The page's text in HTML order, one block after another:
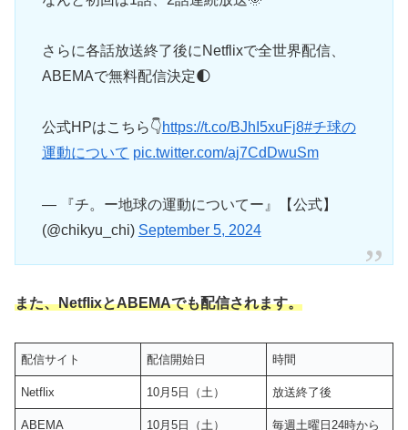
さらに各話放送終了後にNetflixで全世界配信、
ABEMAで無料配信決定🌓
公式HPはこちら👇https://t.co/BJhI5xuFj8#チ球の
運動について pic.twitter.com/aj7CdDwuSm
— 『チ。ー地球の運動についてー』【公式】
(@chikyu_chi) September 5, 2024
また、NetflixとABEMAでも配信されます。
配信サイト 配信開始日 時間
Netflix 10月5日（土） 放送終了後
ABEMA 10月5日（土） 毎週土曜日24時から